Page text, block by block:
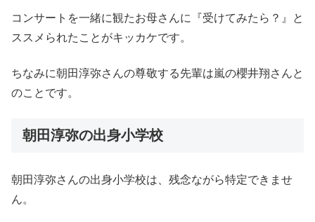
コンサートを一緒に観たお母さんに『受けてみたら？』と
ススメられたことがキッカケです。
ちなみに朝田淳弥さんの尊敬する先輩は嵐の櫻井翔さんと
のことです。
朝田淳弥の出身小学校
朝田淳弥さんの出身小学校は、残念ながら特定できませ
ん。